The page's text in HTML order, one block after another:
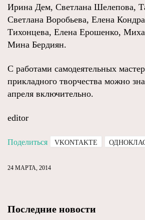
Ирина Дем, Светлана Шелепова,
Светлана Воробьева, Елена
Тихонцева, Елена Ерошенко,
Мина Бердиян.
С работами самодеятельных
прикладного творчества можно
апреля включительно.
editor
Поделиться VKONTAKTE
24 МАРТА, 2014
Последние новости